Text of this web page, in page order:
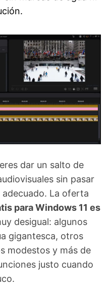
dar un salto de
sin pasar
La oferta
para Windows 11 es
desigual: algunos
gigantesca, otros
modestos y más de
justo cuando